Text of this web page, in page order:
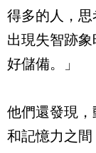
得多的人，
出現失智跡
好儲備。」
他們還發現
和記憶力之間